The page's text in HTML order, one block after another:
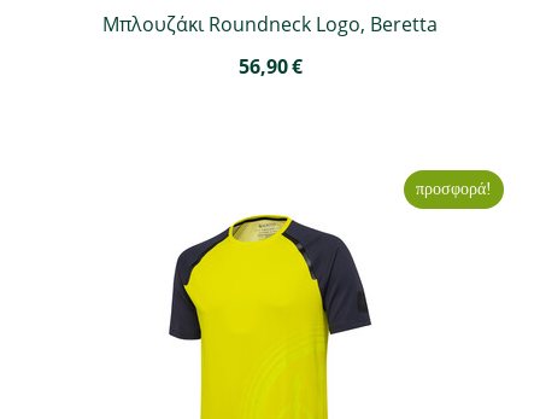
Μπλουζάκι Roundneck Logo, Beretta
56,90€
προσφορά!